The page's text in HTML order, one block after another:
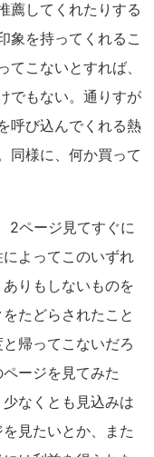
薦してくれたりする
象を持ってくれるこ
てこないとすれば、
でもない。通りすが
呼び込んでくれる熱
同様に、何か買って
2ページ見てすぐに
よってこのいずれ
りもしないものを
たどらされたこと
帰ってこないだろ
ージを見てみた
なくとも見込みは
見たいとか、また